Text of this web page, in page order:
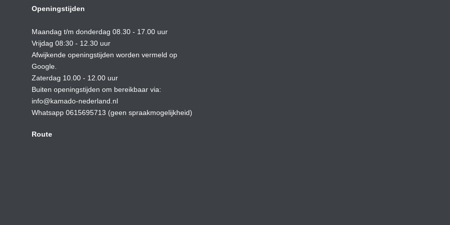
Openingstijden
Maandag t/m donderdag 08.30 - 17.00 uur
Vrijdag 08:30 - 12.30 uur
Afwijkende openingstijden worden vermeld op
Google.
Zaterdag 10.00 - 12.00 uur
Buiten openingstijden om bereikbaar via:
info@kamado-nederland.nl
Whatsapp 0615695713 (geen spraakmogelijkheid)
Route